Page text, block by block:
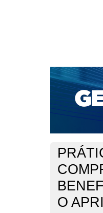
CAPA
PORTAL DE
PARA
Capa v. 23,
O